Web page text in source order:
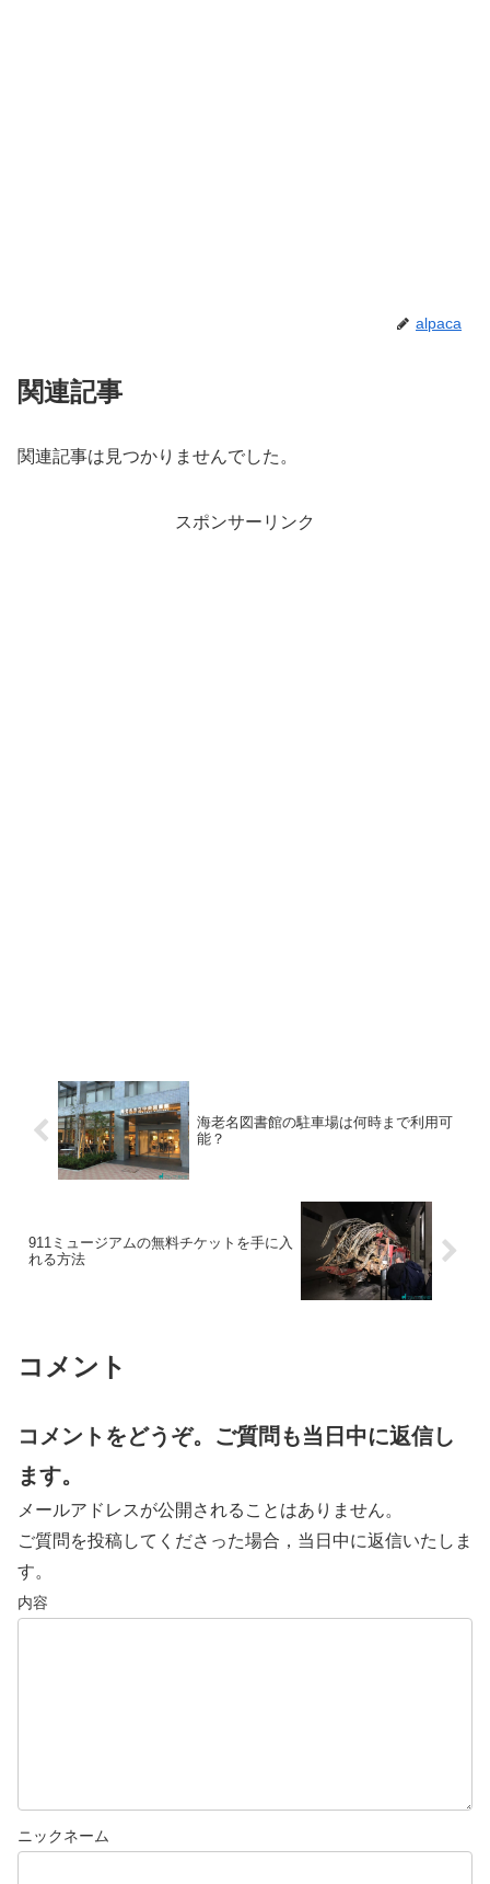
alpaca
関連記事
関連記事は見つかりませんでした。
スポンサーリンク
海老名図書館の駐車場は何時まで利用可
能？
911ミュージアムの無料チケットを手に入
れる方法
コメント
コメントをどうぞ。ご質問も当日中に返信し
ます。
メールアドレスが公開されることはありません。
ご質問を投稿してくださった場合，当日中に返信いたしま
す。